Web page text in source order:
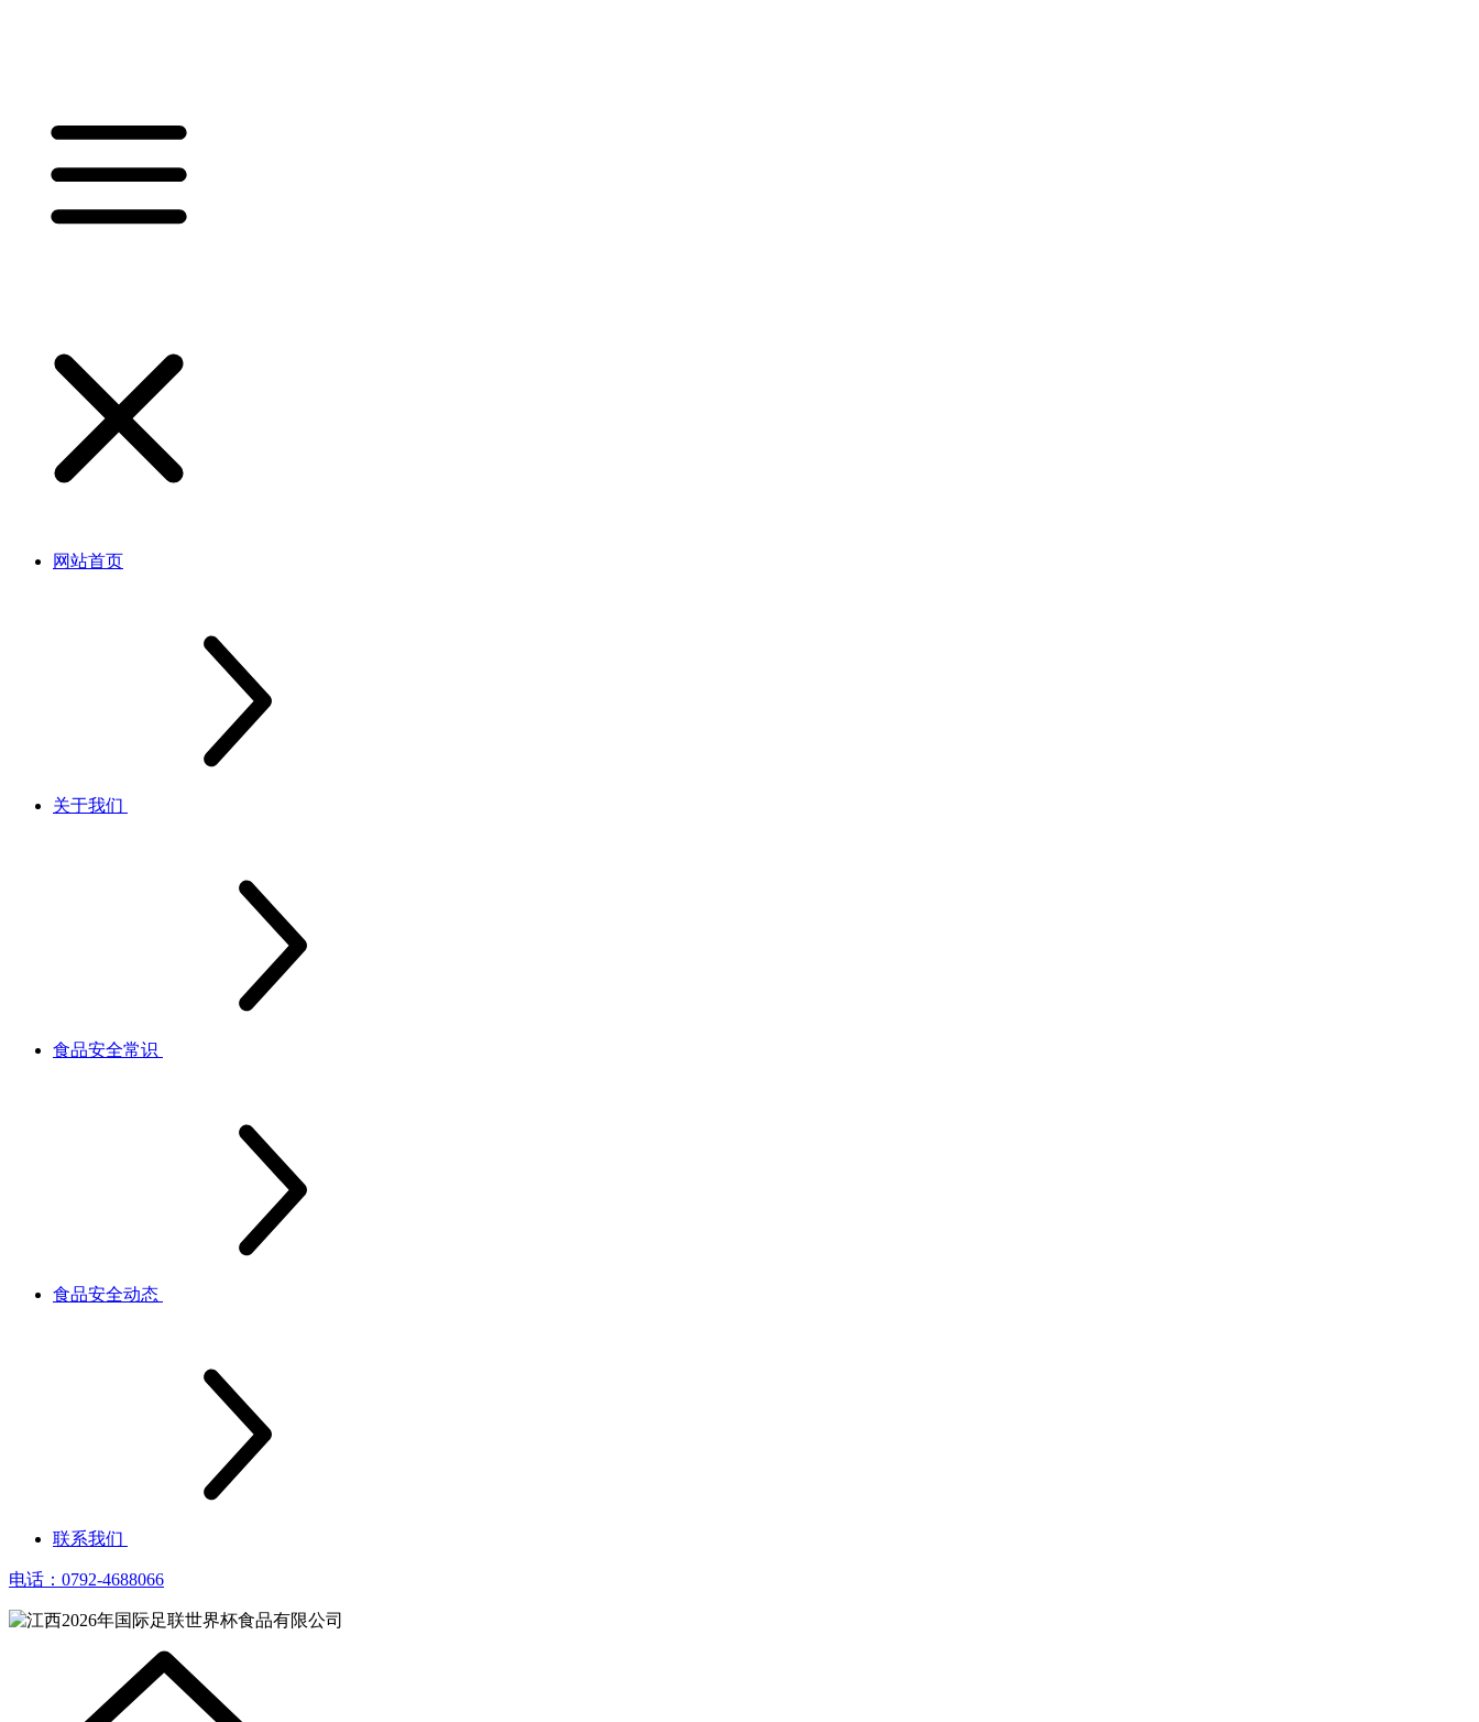
网站首页
关于我们
食品安全常识
食品安全动态
联系我们
电话：0792-4688066